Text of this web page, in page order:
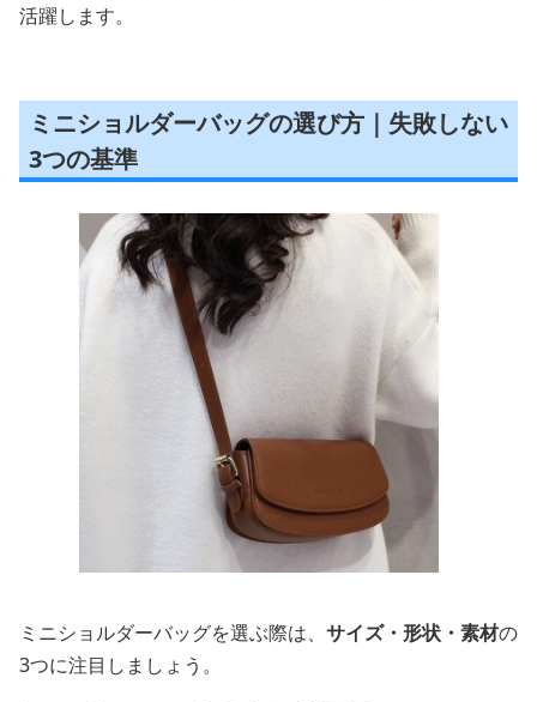
活躍します。
ミニショルダーバッグの選び方｜失敗しない
3つの基準
ミニショルダーバッグを選ぶ際は、 サイズ・形状・素材の
3つに注目しましょう。